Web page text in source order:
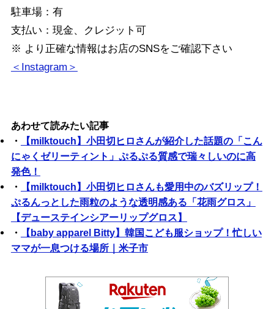
駐車場：有
支払い：現金、クレジット可
※ より正確な情報はお店のSNSをご確認下さい
＜Instagram＞
あわせて読みたい記事
・
【milktouch】小田切ヒロさんが紹介した話題の「こん
にゃくゼリーティント」ぷるぷる質感で瑞々しいのに高
発色！
・
【milktouch】小田切ヒロさんも愛用中のバズリップ！
ぷるんっとした雨粒のような透明感ある「花雨グロス」
【デューステインシアーリップグロス】
・
【baby apparel Bitty】韓国こども服ショップ！忙しい
ママが一息つける場所｜米子市